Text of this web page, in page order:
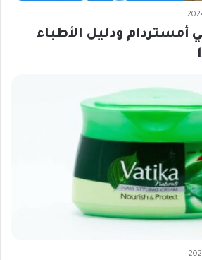
أمستردام ودليل الأطباء